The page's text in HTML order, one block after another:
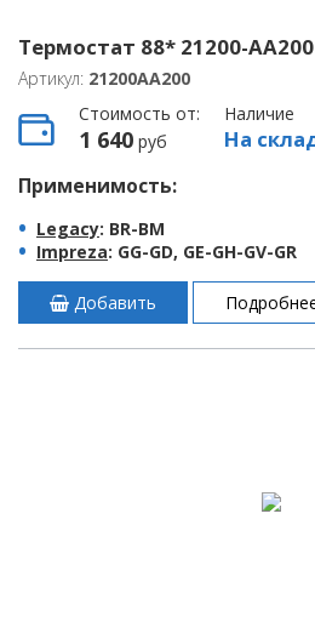
Термостат 88* 21200-
Артикул: 21200AA200
Стоимость от:
1 640 руб
Наличие
На
Применимость:
Legacy: BR-BM
Impreza: GG-GD, GE-GH-GV-GR
Добавить